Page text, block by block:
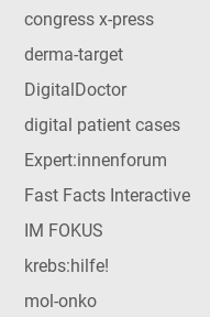
congress x-press
derma-target
DigitalDoctor
digital patient cases
Expert:innenforum
Fast Facts Interactive
IM FOKUS
krebs:hilfe!
mol-onko